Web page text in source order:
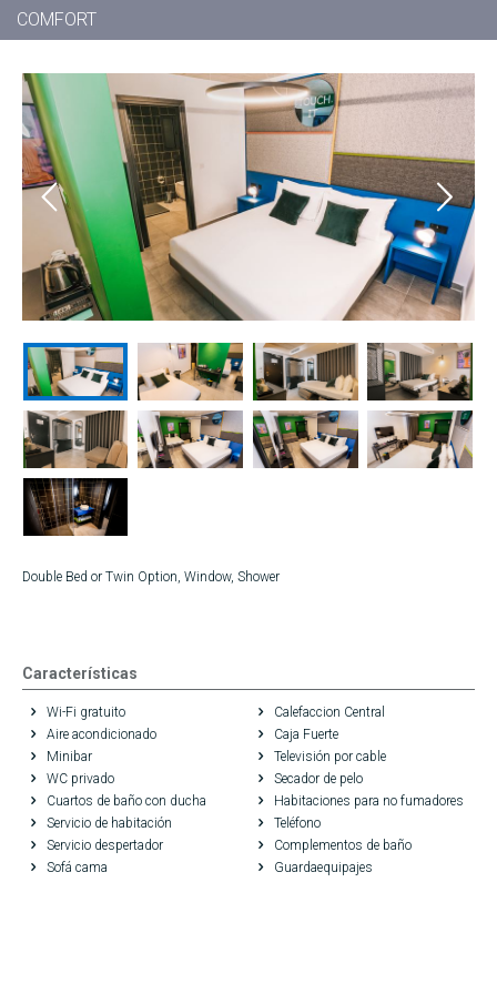
COMFORT
Double Bed or Twin Option, Window, Shower
Características
Wi-Fi gratuito
Calefaccion Central
Aire acondicionado
Caja Fuerte
Minibar
Televisión por cable
WC privado
Secador de pelo
Cuartos de baño con ducha
Habitaciones para no fumadores
Servicio de habitación
Teléfono
Servicio despertador
Complementos de baño
Sofá cama
Guardaequipajes